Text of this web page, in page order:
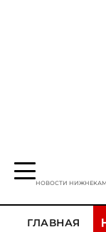
НОВОСТИ
ГЛАВНАЯ